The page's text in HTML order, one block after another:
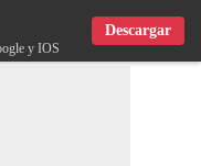
y IOS
Descargar